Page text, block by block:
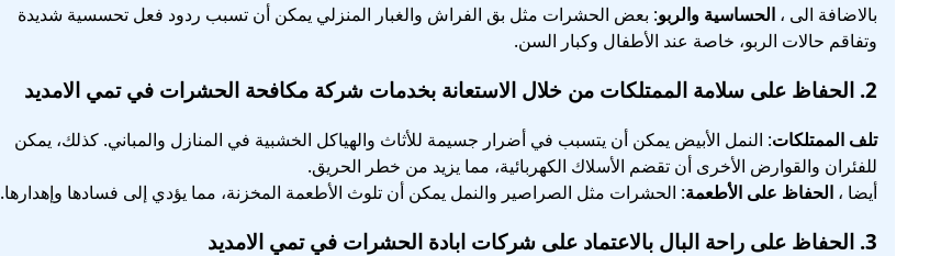
بالاضافة الى ، الحساسية والربو: بعض الحشرات مثل بق الفراش والغبار المنزلي يمكن أن تسبب ردود فعل تحسسية شديدة
وتفاقم حالات الربو، خاصة عند الأطفال وكبار السن.
2. الحفاظ على سلامة الممتلكات من خلال الاستعانة بخدمات شركة مكافحة الحشرات في تمي الامديد
تلف الممتلكات: النمل الأبيض يمكن أن يتسبب في أضرار جسيمة للأثاث والهياكل الخشبية في المنازل والمباني. كذلك، يمكن
للفئران والقوارض الأخرى أن تقضم الأسلاك الكهربائية، مما يزيد من خطر الحريق.
أيضا ، الحفاظ على الأطعمة: الحشرات مثل الصراصير والنمل يمكن أن تلوث الأطعمة المخزنة، مما يؤدي إلى فسادها وإهدارها.
3. الحفاظ على راحة البال بالاعتماد على شركات ابادة الحشرات في تمي الامديد